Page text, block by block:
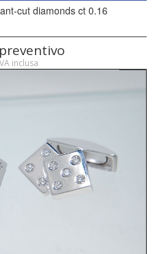
cut diamonds ct 0.16
inclusa